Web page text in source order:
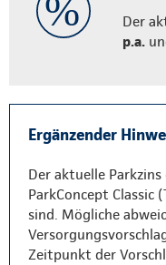
Der
p.a.
Ergänzender
Der aktuelle
ParkConcept Classic
sind. Mögliche
Zeitpunkt der